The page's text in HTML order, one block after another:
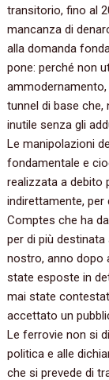
transitorio, fino al
mancanza di
alla domanda
pone: perché non
tunnel di base che,
inutile senza gli
Le manipolazioni
fondamentale e
realizzata a debito
indirettamente, per
Comptes che ha
per di più
nostro, anno dopo
state esposte in
mai state
accettato un
Le ferrovie non si
politica e alle
che si prevede di